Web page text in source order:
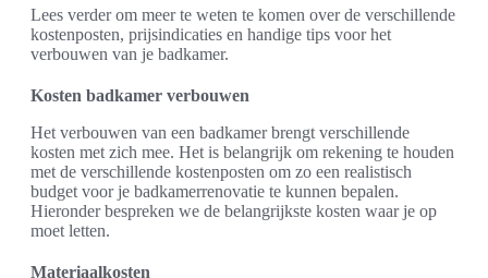
Lees verder om meer te weten te komen over de verschillende
kostenposten, prijsindicaties en handige tips voor het
verbouwen van je badkamer.
Kosten badkamer verbouwen
Het verbouwen van een badkamer brengt verschillende
kosten met zich mee. Het is belangrijk om rekening te houden
met de verschillende kostenposten om zo een realistisch
budget voor je badkamerrenovatie te kunnen bepalen.
Hieronder bespreken we de belangrijkste kosten waar je op
moet letten.
Materiaalkosten